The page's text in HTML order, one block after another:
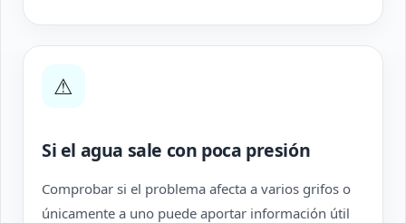
⚠
Si el agua sale con poca presión
Comprobar si el problema afecta a varios grifos o
únicamente a uno puede aportar información útil